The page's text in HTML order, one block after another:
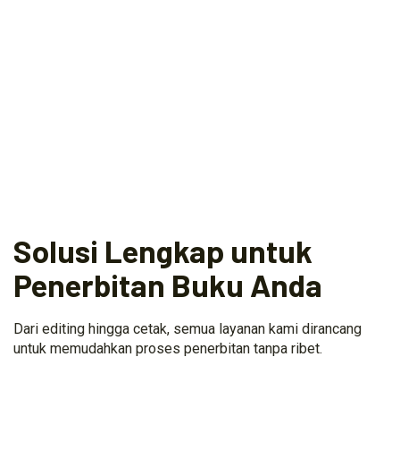
Solusi Lengkap untuk
Penerbitan Buku Anda
Dari editing hingga cetak, semua layanan kami dirancang
untuk memudahkan proses penerbitan tanpa ribet.